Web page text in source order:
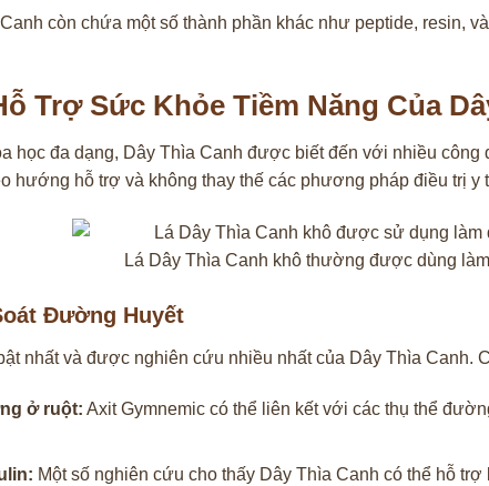
còn chứa một số thành phần khác như peptide, resin,
Trợ Sức Khỏe Tiềm Năng Của
học đa dạng, Dây Thìa Canh được biết đến với nhiều
hướng hỗ trợ và không thay thế các phương pháp điều trị y
Lá Dây Thìa Canh khô thường được dùng
Đường Huyết
nhất và được nghiên cứu nhiều nhất của Dây Thìa Canh.
ở ruột: Axit Gymnemic có thể liên kết với các thụ thể
Một số nghiên cứu cho thấy Dây Thìa Canh có thể hỗ